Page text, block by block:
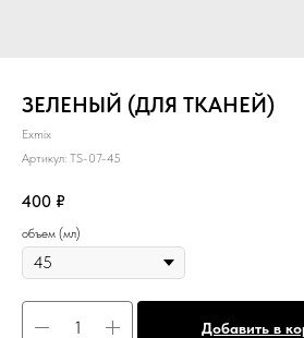
ЗЕЛЕНЫЙ (ДЛЯ ТКАНЕЙ)
Exmix
Артикул: TS-07-45
400 ₽
объем (мл)
Добавить в